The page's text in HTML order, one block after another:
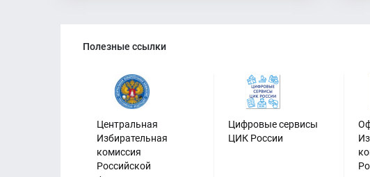
резерв составов участковых
Багаевского района Ростовской
области
08.07.2026
Полезные ссылки
Центральная
Избирательная
комиссия
Российской
Цифровые сервисы
ЦИК России